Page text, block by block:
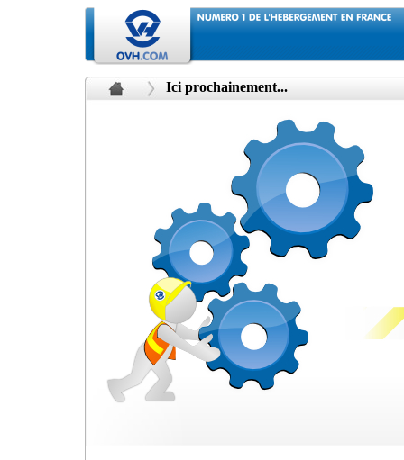
Ici prochainement...